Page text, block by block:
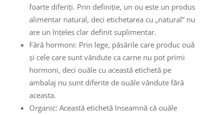
foarte diferiți. Prin definiție, un ou este un produs
alimentar natural, deci etichetarea cu „natural” nu
are un înțeles clar definit suplimentar.
Fără hormoni: Prin lege, păsările care produc ouă
și cele care sunt vândute ca carne nu pot primi
hormoni, deci ouăle cu această etichetă pe
ambalaj nu sunt diferite de ouăle vândute fără
aceasta.
Organic: Această etichetă înseamnă că ouăle